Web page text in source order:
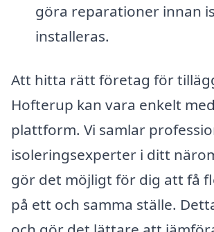
göra reparationer innan
installeras.
Att hitta rätt företag för
Hofterup kan vara enkelt
plattform. Vi samlar
isoleringsexperter i ditt
gör det möjligt för dig att få
på ett och samma ställe.